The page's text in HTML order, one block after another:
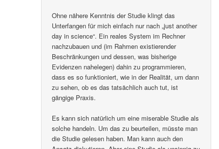
Ohne nähere Kenntnis der Studie klingt das
Unterfangen für mich einfach nur nach „just another
day in science“. Ein reales System im Rechner
nachzubauen und (im Rahmen existierender
Beschränkungen und dessen, was bisherige
Evidenzen nahelegen) dahin zu programmieren,
dass es so funktioniert, wie in der Realität, um dann
zu sehen, ob es das tatsächlich auch tut, ist
gängige Praxis.
Es kann sich natürlich um eine miserable Studie als
solche handeln. Um das zu beurteilen, müsste man
die Studie gelesen haben. Man kann auch den